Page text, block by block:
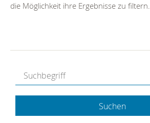
die Möglichkeit ihre Ergebnisse zu filtern.
Suchen